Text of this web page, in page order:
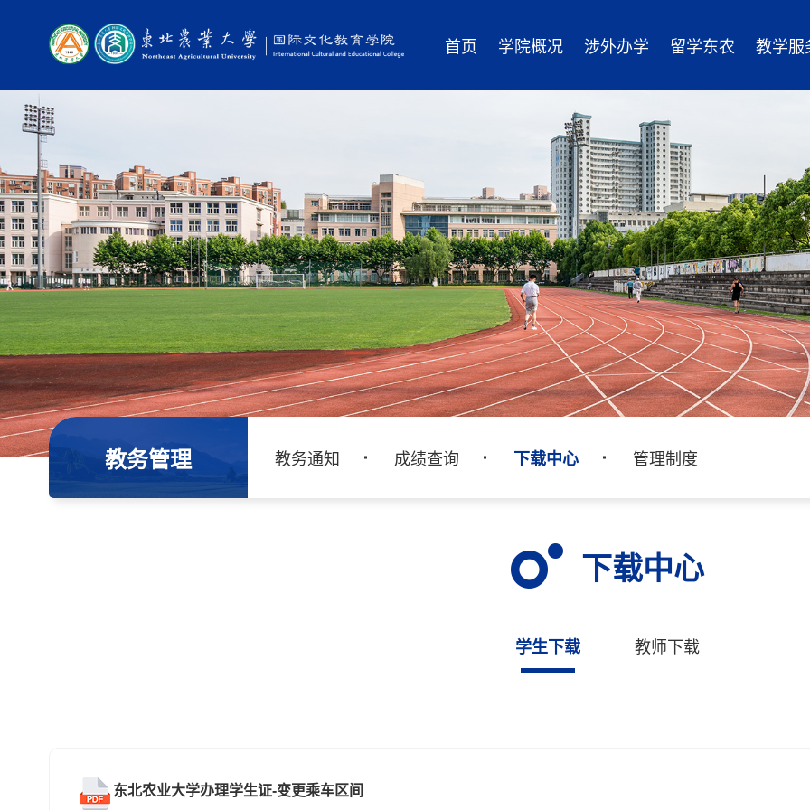
首页 学院概况 涉外办学 留学东农 教学服
教务管理 教务通知 成绩查询 下载中心 管理制度
下载中心
学生下载 教师下载
东北农业大学办理学生证-变更乘车区间